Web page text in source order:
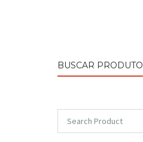
BUSCAR PRODUTO